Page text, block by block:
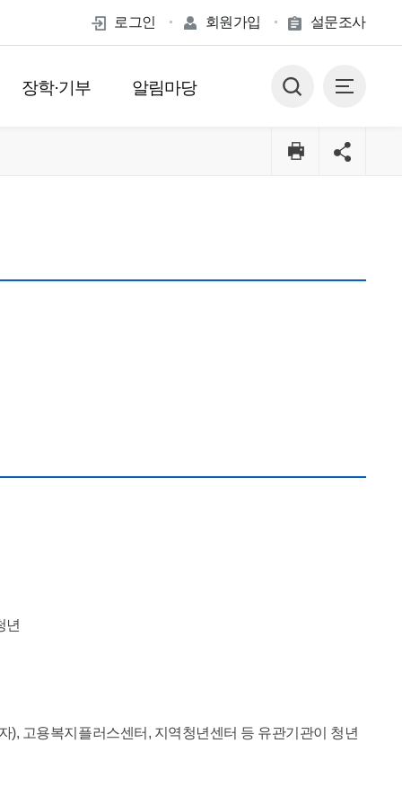
로그인 회원가입 설문조사
장학·기부 알림마당
년
고용복지플러스센터, 지역청년센터 등 유관기관이 청년